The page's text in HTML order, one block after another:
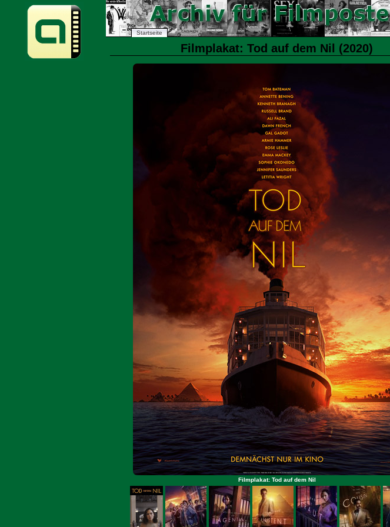
Startseite
Filmplakat: Tod auf dem Nil (2020)
Filmplakat: Tod auf dem Nil